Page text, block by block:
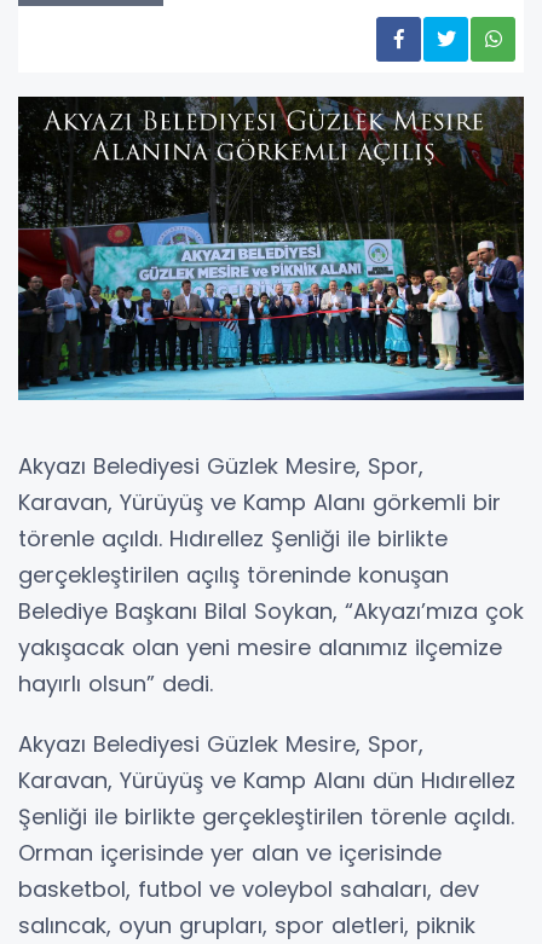
Akyazı Belediyesi Güzlek Mesire, Spor,
Karavan, Yürüyüş ve Kamp Alanı görkemli bir
törenle açıldı. Hıdırellez Şenliği ile birlikte
gerçekleştirilen açılış töreninde konuşan
Belediye Başkanı Bilal Soykan, “Akyazı’mıza çok
yakışacak olan yeni mesire alanımız ilçemize
hayırlı olsun” dedi.
Akyazı Belediyesi Güzlek Mesire, Spor,
Karavan, Yürüyüş ve Kamp Alanı dün Hıdırellez
Şenliği ile birlikte gerçekleştirilen törenle açıldı.
Orman içerisinde yer alan ve içerisinde
basketbol, futbol ve voleybol sahaları, dev
salıncak, oyun grupları, spor aletleri, piknik